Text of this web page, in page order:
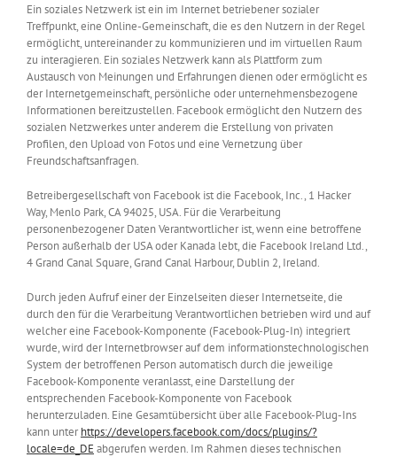
Ein soziales Netzwerk ist ein im Internet betriebener sozialer
Treffpunkt, eine Online-Gemeinschaft, die es den Nutzern in der Regel
ermöglicht, untereinander zu kommunizieren und im virtuellen Raum
zu interagieren. Ein soziales Netzwerk kann als Plattform zum
Austausch von Meinungen und Erfahrungen dienen oder ermöglicht es
der Internetgemeinschaft, persönliche oder unternehmensbezogene
Informationen bereitzustellen. Facebook ermöglicht den Nutzern des
sozialen Netzwerkes unter anderem die Erstellung von privaten
Profilen, den Upload von Fotos und eine Vernetzung über
Freundschaftsanfragen.
Betreibergesellschaft von Facebook ist die Facebook, Inc., 1 Hacker
Way, Menlo Park, CA 94025, USA. Für die Verarbeitung
personenbezogener Daten Verantwortlicher ist, wenn eine betroffene
Person außerhalb der USA oder Kanada lebt, die Facebook Ireland Ltd.,
4 Grand Canal Square, Grand Canal Harbour, Dublin 2, Ireland.
Durch jeden Aufruf einer der Einzelseiten dieser Internetseite, die
durch den für die Verarbeitung Verantwortlichen betrieben wird und auf
welcher eine Facebook-Komponente (Facebook-Plug-In) integriert
wurde, wird der Internetbrowser auf dem informationstechnologischen
System der betroffenen Person automatisch durch die jeweilige
Facebook-Komponente veranlasst, eine Darstellung der
entsprechenden Facebook-Komponente von Facebook
herunterzuladen. Eine Gesamtübersicht über alle Facebook-Plug-Ins
kann unterhttps://developers.facebook.com/docs/plugins/?
locale=de_DEabgerufen werden. Im Rahmen dieses technischen